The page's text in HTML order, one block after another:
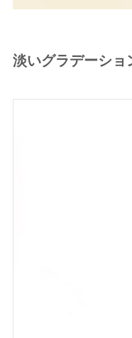
淡いグラデーショ